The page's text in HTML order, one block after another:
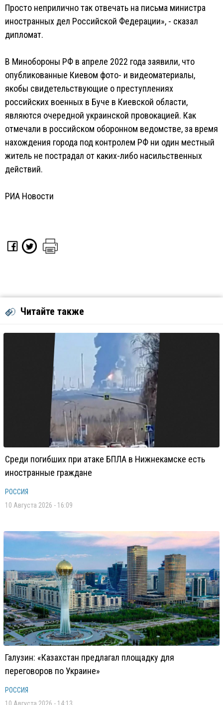
Просто неприлично так отвечать на письма министра
иностранных дел Российской Федерации», - сказал
дипломат.
В Минобороны РФ в апреле 2022 года заявили, что
опубликованные Киевом фото- и видеоматериалы,
якобы свидетельствующие о преступлениях
российских военных в Буче в Киевской области,
являются очередной украинской провокацией. Как
отмечали в российском оборонном ведомстве, за время
нахождения города под контролем РФ ни один местный
житель не пострадал от каких-либо насильственных
действий.
РИА Новости
Читайте также
Среди погибших при атаке БПЛА в Нижнекамске есть
иностранные граждане
РОССИЯ
10 Августа 2026 - 16:09
Галузин: «Казахстан предлагал площадку для
переговоров по Украине»
РОССИЯ